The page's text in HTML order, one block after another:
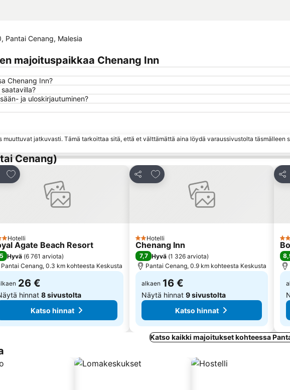
Pantai Cenang, Malesia
majoituspaikkaa Chenang Inn
Chenang Inn?
ja uloskirjautuminen?
muuttuvat jatkuvasti. Tämä tarkoittaa sitä, että et välttämättä aina löydä varaussivustolta täsmälleen
Cenang)
Lisää suosikkeihin
Hotelli
Agate Beach Resort
Hyvä (6 761 arviota)
Pantai Cenang, 0.3 km kohteesta Keskusta
26 €
hinnat 8 sivustolta
Katso hinnat
Jaa
Lisää suosikkeihin
2 Tähtiluokitus
Hotelli
Chenang Inn
7,7 Hyvä (1 326 arviota)
Pantai Cenang, 0.9 km kohteesta Keskusta
alkaen 16 €
Näytä hinnat 9 sivustolta
Katso hinnat
Jaa
4
Katso kaikki majoitukset kohteessa